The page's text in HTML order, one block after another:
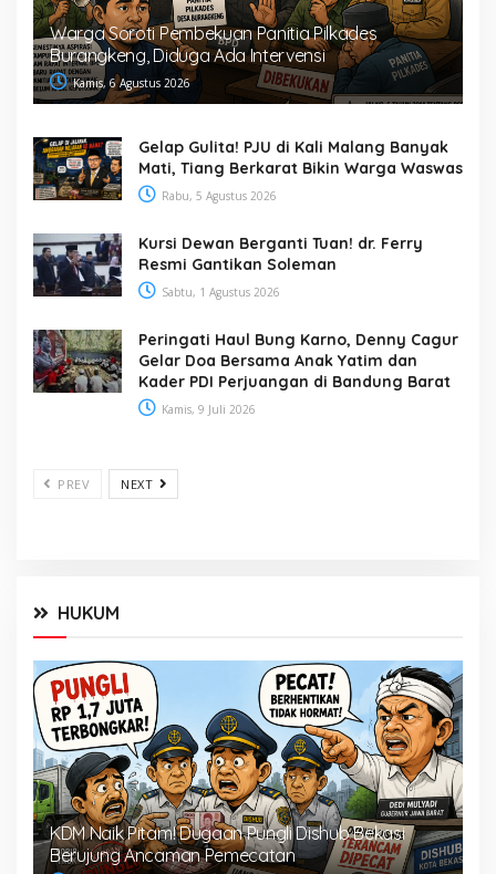
Warga Soroti Pembekuan Panitia Pilkades
Burangkeng, Diduga Ada Intervensi
Kamis, 6 Agustus 2026
Gelap Gulita! PJU di Kali Malang Banyak
Mati, Tiang Berkarat Bikin Warga Waswas
Rabu, 5 Agustus 2026
Kursi Dewan Berganti Tuan! dr. Ferry
Resmi Gantikan Soleman
Sabtu, 1 Agustus 2026
Peringati Haul Bung Karno, Denny Cagur
Gelar Doa Bersama Anak Yatim dan
Kader PDI Perjuangan di Bandung Barat
Kamis, 9 Juli 2026
PREV NEXT
HUKUM
KDM Naik Pitam! Dugaan Pungli Dishub Bekasi
Berujung Ancaman Pemecatan